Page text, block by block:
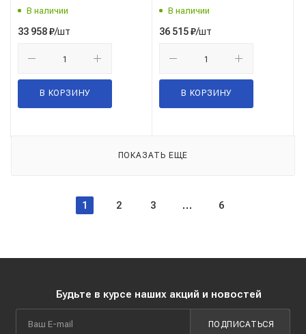
В наличии
33 958₽/шт
В КОРЗИНУ
В наличии
36 515₽/шт
В КОРЗИНУ
ПОКАЗАТЬ ЕЩЕ
1 2 3 6
Будьте в курсе наших акций и новостей
ПОДПИСАТЬСЯ